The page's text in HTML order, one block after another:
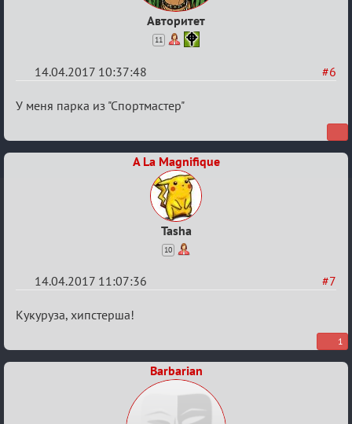
Авторитет
11
#6
14.04.2017 10:37:48
Re:
есть?
У меня парка из "Спортмастер"
A La Magnifique
Tasha
10
#7
14.04.2017 11:07:36
Re:
есть?
Кукуруза, хипстерша!
1
Barbarian